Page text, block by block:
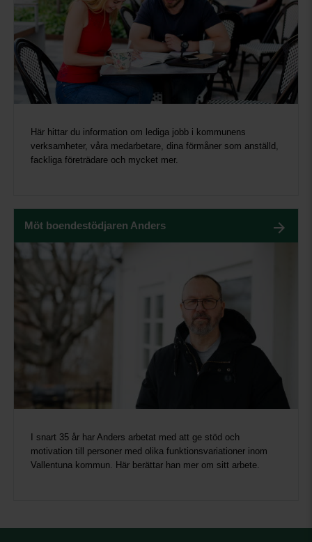
Här hittar du information om lediga jobb i kommunens
verksamheter, våra medarbetare, dina förmåner som anställd,
fackliga företrädare och mycket mer.
Möt boendestödjaren Anders
I snart 35 år har Anders arbetat med att ge stöd och
motivation till personer med olika funktionsvariationer inom
Vallentuna kommun. Här berättar han mer om sitt arbete.